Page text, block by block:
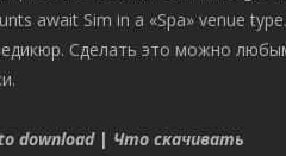
await Sim in a «Spa» venue
Сделать это можно
download | Что скачивать